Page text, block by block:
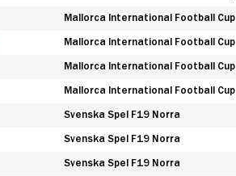
Mallorca International Football Cup
Mallorca International Football Cup
Mallorca International Football Cup
Mallorca International Football Cup
Svenska Spel F19 Norra
Svenska Spel F19 Norra
Svenska Spel F19 Norra